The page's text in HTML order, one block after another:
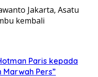
Jakarta, Asatu
kembali
Paris kepada
Pers”